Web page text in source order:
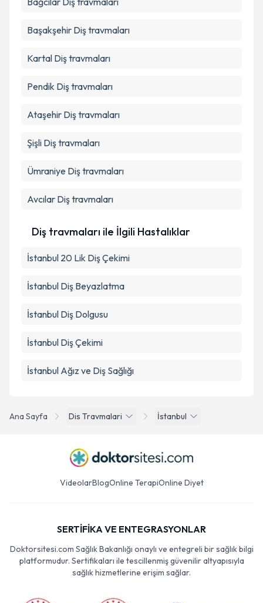
Ana Sayfa Dis Travmalari İstanbul
Başakşehir Diş travmaları
Kartal Diş travmaları
Pendik Diş travmaları
Ataşehir Diş travmaları
Şişli Diş travmaları
Ümraniye Diş travmaları
Avcılar Diş travmaları
Diş travmaları ile İlgili Hastalıklar
İstanbul 20 Lik Diş Çekimi
İstanbul Diş Beyazlatma
İstanbul Diş Dolgusu
İstanbul Diş Çekimi
İstanbul Ağız ve Diş Sağlığı
VideolarBlogOnline TerapiOnline Diyet
SERTİFİKA VE ENTEGRASYONLAR
Doktorsitesi.com Sağlık Bakanlığı onaylı ve entegreli bir sağlık bilgi
platformudur. Sertifikaları ile tescillenmiş güvenilir altyapısıyla
sağlık hizmetlerine erişim sağlar.